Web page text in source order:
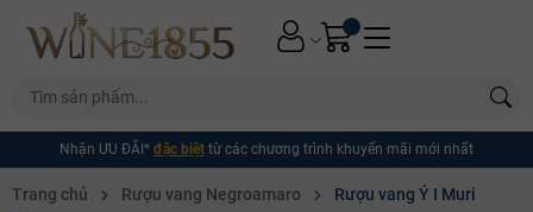
Nhận ƯU ĐÃI* đặc biệt từ các chương trình khuyến mãi mới nhất
Trang chủ Rượu vang Negroamaro
Rượu vang Ý I Muri